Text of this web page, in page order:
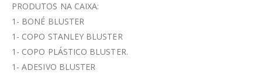
PRODUTOS NA CAIXA:
1- BONÉ BLUSTER
1- COPO STANLEY BLUSTER
1- COPO PLÁSTICO BLUSTER.
1- ADESIVO BLUSTER